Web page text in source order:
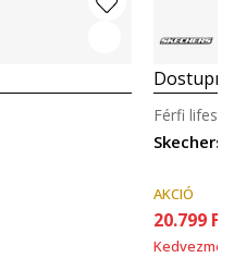
Skechers
Férfi
AKCIÓ
20.799 Ft